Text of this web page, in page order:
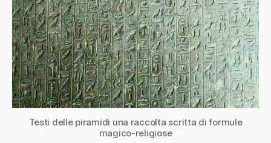
Testi delle piramidi una raccolta scritta di formule
magico-religiose